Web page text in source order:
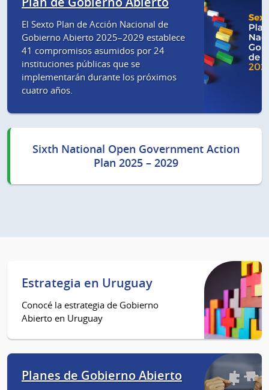
El Sexto Plan de Acción Nacional de
Gobierno Abierto 2025–2029 establece
41 compromisos asumidos por 24
instituciones públicas que se
implementarán durante los próximos
cuatro años.
Sixth National Open Government Action
Plan 2025 – 2029
Estrategia en Uruguay
Conocé la estrategia de Gobierno
Abierto en Uruguay
Planes de Gobierno Abierto